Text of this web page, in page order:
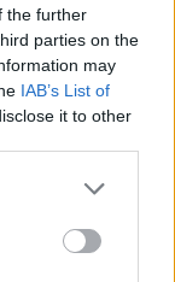
the further
parties on the
may
IAB’s List of
it to other